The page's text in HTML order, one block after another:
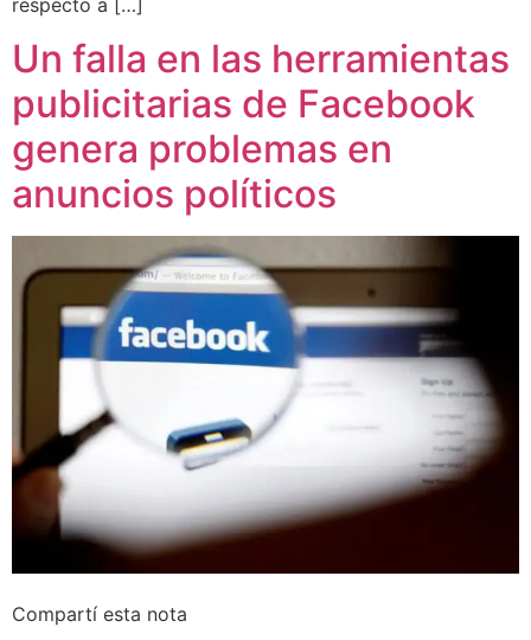
respecto a […]
Un falla en las herramientas
publicitarias de Facebook
genera problemas en
anuncios políticos
Compartí esta nota